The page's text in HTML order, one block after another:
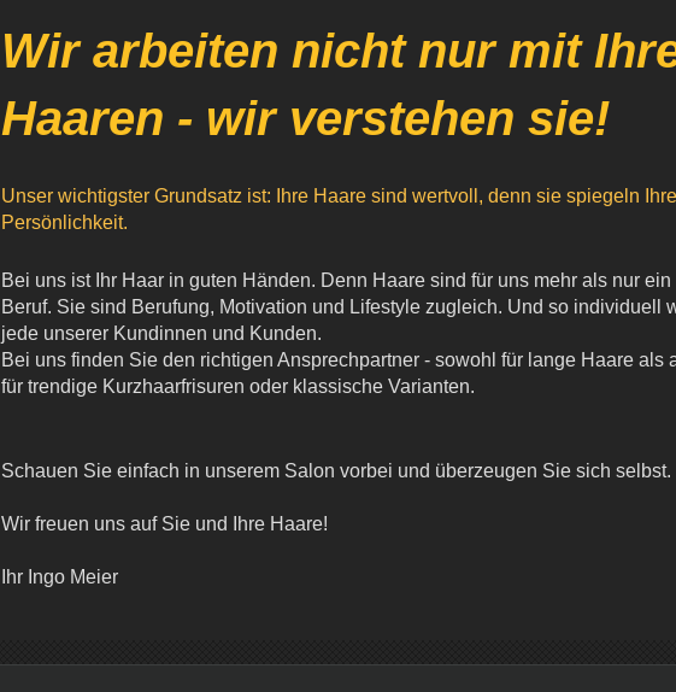
Wir arbeiten nicht nur mit
Haaren - wir verstehen sie!
Unser wichtigster Grundsatz ist: Ihre Haare sind wertvoll, denn sie spiegeln Ihre
Persönlichkeit.
Bei uns ist Ihr Haar in guten Händen. Denn Haare sind für uns mehr als nur ein
Beruf. Sie sind Berufung, Motivation und Lifestyle zugleich. Und so individuell
jede unserer Kundinnen und Kunden.
Bei uns finden Sie den richtigen Ansprechpartner - sowohl für lange Haare als
für trendige Kurzhaarfrisuren oder klassische Varianten.
Schauen Sie einfach in unserem Salon vorbei und überzeugen Sie sich selbst.
Wir freuen uns auf Sie und Ihre Haare!
Ihr Ingo Meier